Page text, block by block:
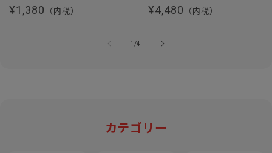
通常価格
¥1,380 （内税） 通常価格
¥4,480 （内税）
1 /
の4
カテゴリー